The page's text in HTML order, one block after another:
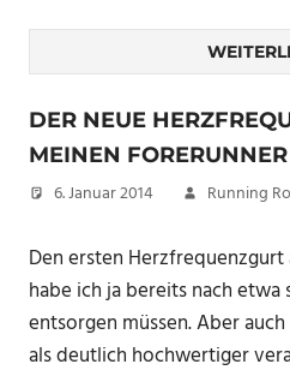
DER NEUE
MEINEN
6. Januar 2014 Running
Den ersten Herzfrequenzgurt
habe ich ja bereits nach etwa
entsorgen müssen. Aber
als deutlich hochwertiger